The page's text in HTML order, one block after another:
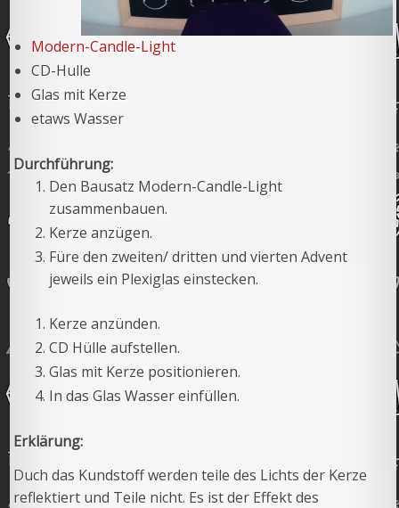
Modern-Candle-Light
CD-Hulle
Glas mit Kerze
etaws Wasser
Durchführung:
Den Bausatz Modern-Candle-Light
zusammenbauen.
Kerze anzügen.
Füre den zweiten/ dritten und vierten Advent
jeweils ein Plexiglas einstecken.
Kerze anzünden.
CD Hülle aufstellen.
Glas mit Kerze positionieren.
In das Glas Wasser einfüllen.
Erklärung:
Duch das Kundstoff werden teile des Lichts der Kerze
reflektiert und Teile nicht. Es ist der Effekt des